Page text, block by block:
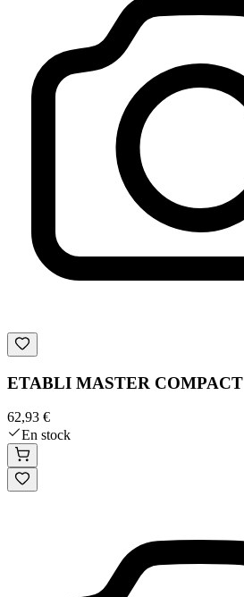
ETABLI MASTER COMPACT
62,93 €
En stock